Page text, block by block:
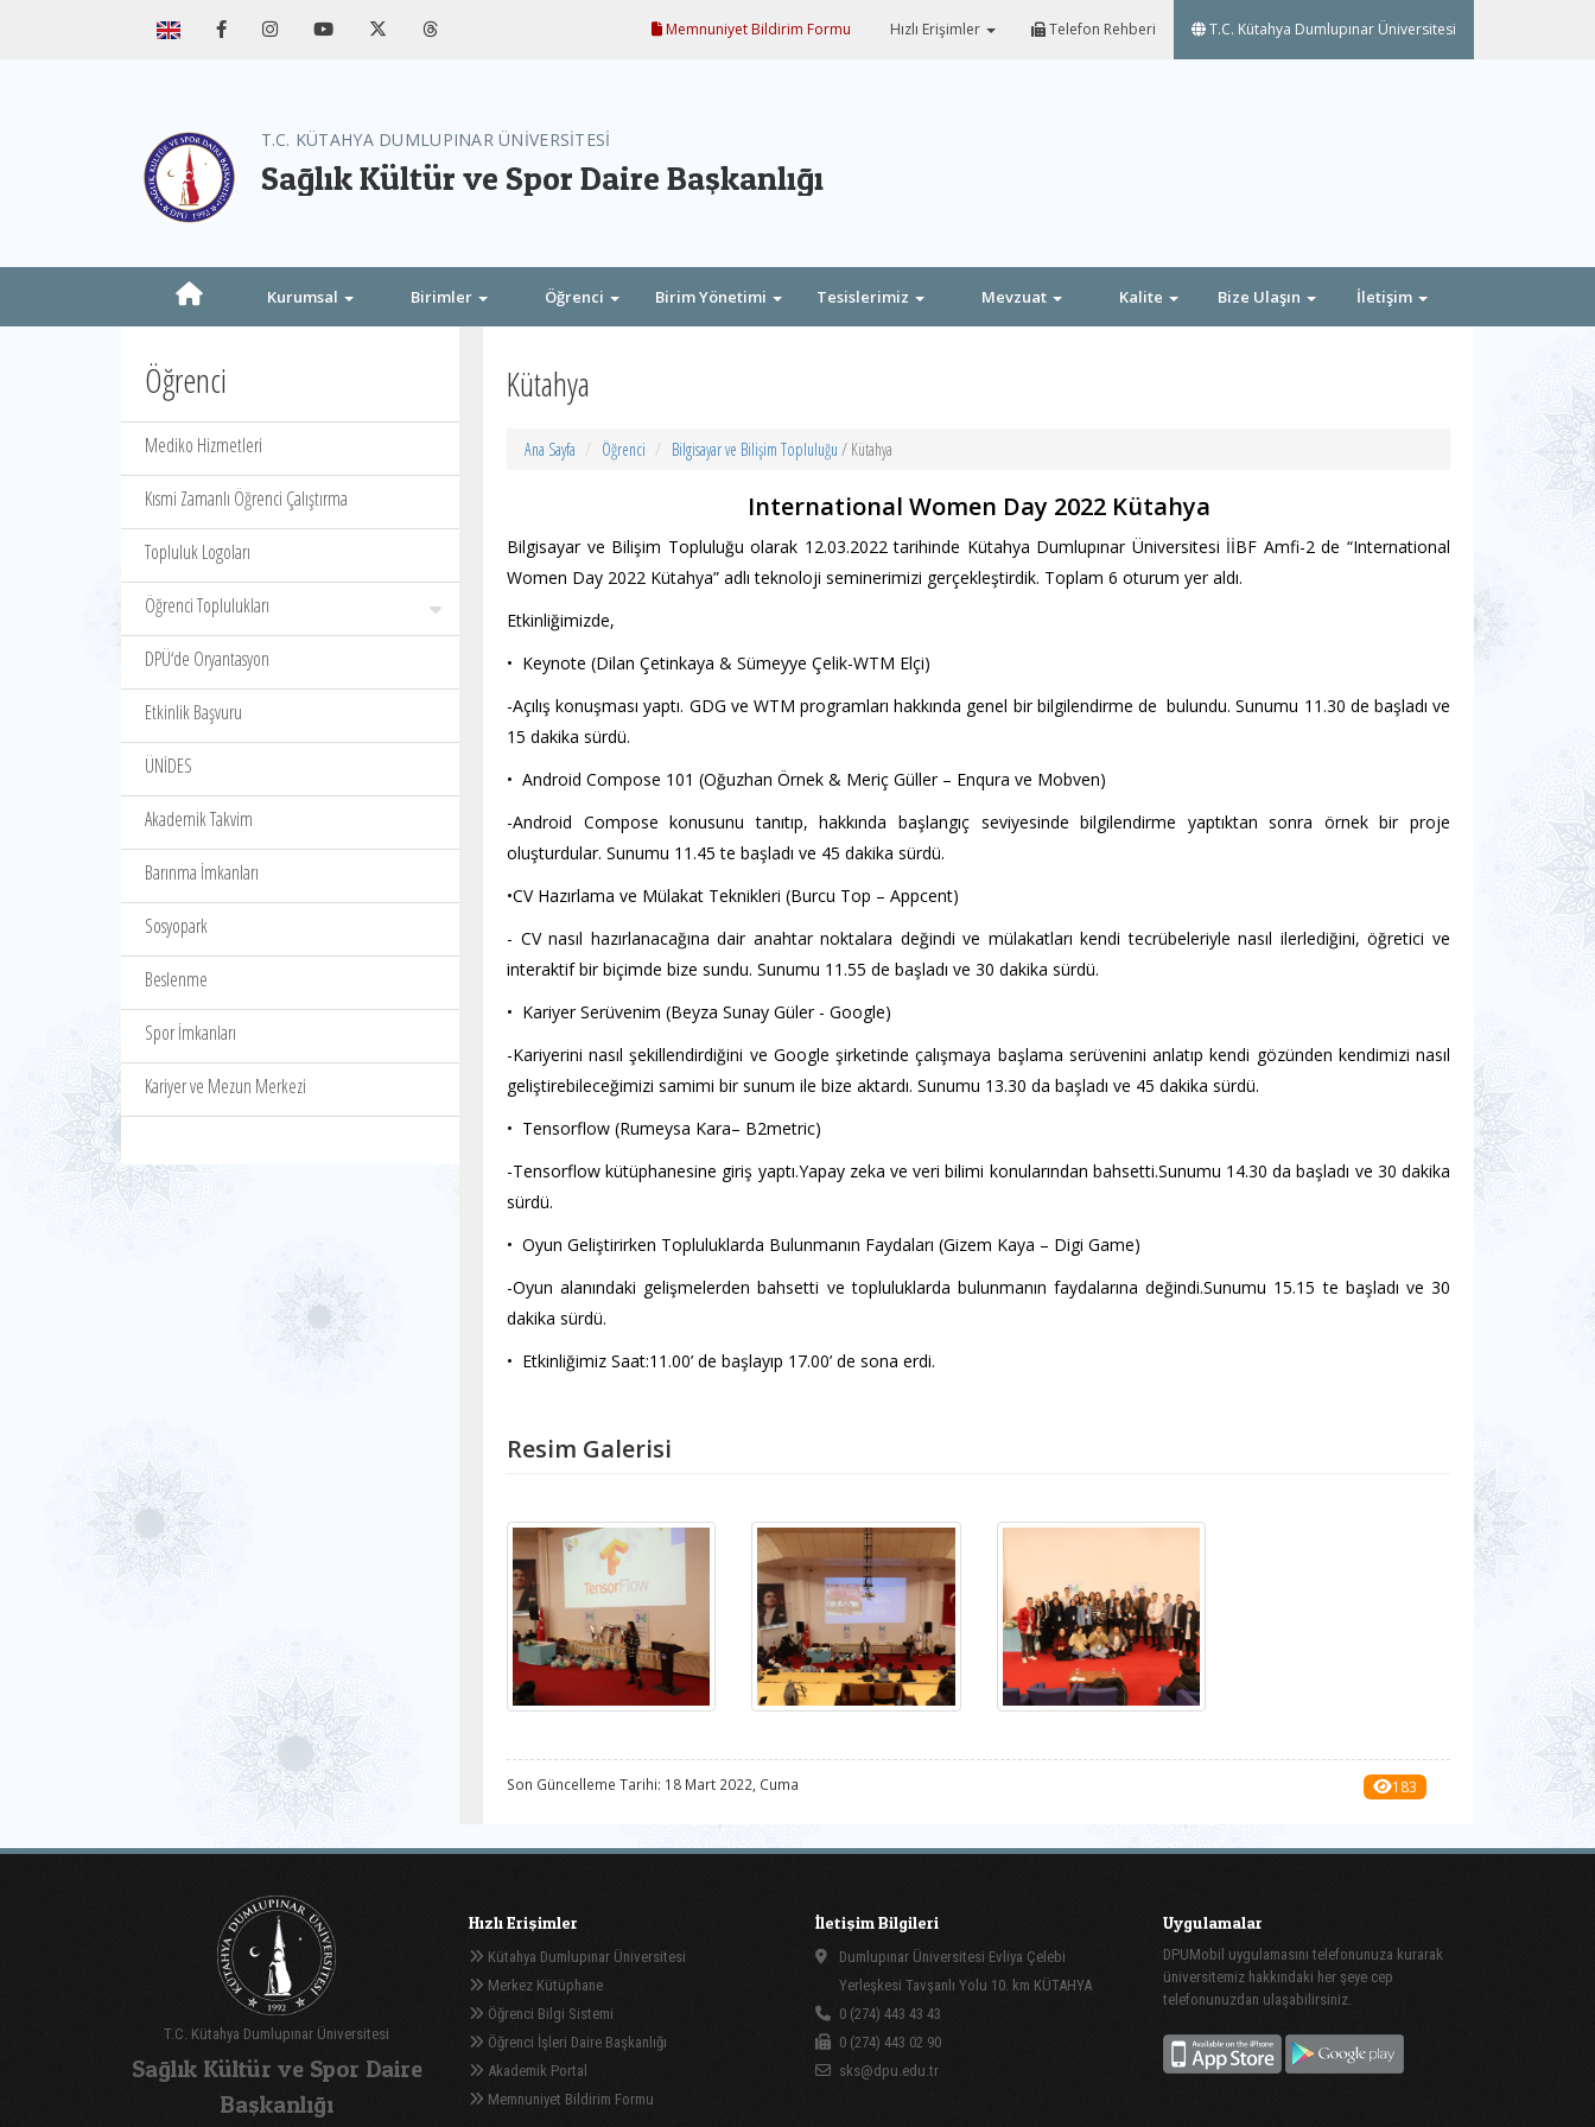
Memnuniyet Bildirim Formu Hızlı Erişimler Telefon Rehberi T.C. Kütahya Dumlupınar Üniversitesi
T.C. KÜTAHYA DUMLUPINAR ÜNİVERSİTESİ
Sağlık Kültür ve Spor Daire Başkanlığı
Kurumsal Birimler Öğrenci Birim Yönetimi Tesislerimiz Mevzuat Kalite Bize Ulaşın İletişim
Öğrenci
Mediko Hizmetleri
Kısmi Zamanlı Öğrenci Çalıştırma
Topluluk Logoları
Öğrenci Toplulukları
DPÜ‘de Oryantasyon
Etkinlik Başvuru
ÜNİDES
Akademik Takvim
Barınma İmkanları
Sosyopark
Beslenme
Spor İmkanları
Kariyer ve Mezun Merkezi
Kütahya
Ana Sayfa Öğrenci Bilgisayar ve Bilişim Topluluğu / Kütahya
International Women Day 2022 Kütahya
Bilgisayar ve Bilişim Topluluğu olarak 12.03.2022 tarihinde Kütahya Dumlupınar Üniversitesi İİBF Amfi-2 de “International
Women Day 2022 Kütahya” adlı teknoloji seminerimizi gerçekleştirdik. Toplam 6 oturum yer aldı.
Etkinliğimizde,
• Keynote (Dilan Çetinkaya & Sümeyye Çelik-WTM Elçi)
-Açılış konuşması yaptı. GDG ve WTM programları hakkında genel bir bilgilendirme de bulundu. Sunumu 11.30 de başladı ve
15 dakika sürdü.
• Android Compose 101 (Oğuzhan Örnek & Meriç Güller – Enqura ve Mobven)
-Android Compose konusunu tanıtıp, hakkında başlangıç seviyesinde bilgilendirme yaptıktan sonra örnek bir proje
oluşturdular. Sunumu 11.45 te başladı ve 45 dakika sürdü.
•CV Hazırlama ve Mülakat Teknikleri (Burcu Top – Appcent)
- CV nasıl hazırlanacağına dair anahtar noktalara değindi ve mülakatları kendi tecrübeleriyle nasıl ilerlediğini, öğretici ve
interaktif bir biçimde bize sundu. Sunumu 11.55 de başladı ve 30 dakika sürdü.
• Kariyer Serüvenim (Beyza Sunay Güler - Google)
-Kariyerini nasıl şekillendirdiğini ve Google şirketinde çalışmaya başlama serüvenini anlatıp kendi gözünden kendimizi nasıl
geliştirebileceğimizi samimi bir sunum ile bize aktardı. Sunumu 13.30 da başladı ve 45 dakika sürdü.
• Tensorflow (Rumeysa Kara– B2metric)
-Tensorflow kütüphanesine giriş yaptı.Yapay zeka ve veri bilimi konularından bahsetti.Sunumu 14.30 da başladı ve 30 dakika
sürdü.
• Oyun Geliştirirken Topluluklarda Bulunmanın Faydaları (Gizem Kaya – Digi Game)
-Oyun alanındaki gelişmelerden bahsetti ve topluluklarda bulunmanın faydalarına değindi.Sunumu 15.15 te başladı ve 30
dakika sürdü.
• Etkinliğimiz Saat:11.00’ de başlayıp 17.00’ de sona erdi.
Resim Galerisi
Son Güncelleme Tarihi: 18 Mart 2022, Cuma 183
T.C. Kütahya Dumlupınar Üniversitesi
Sağlık Kültür ve Spor Daire
Başkanlığı
Hızlı Erişimler
Kütahya Dumlupınar Üniversitesi
Merkez Kütüphane
Öğrenci Bilgi Sistemi
Öğrenci İşleri Daire Başkanlığı
Akademik Portal
Memnuniyet Bildirim Formu
İletişim Bilgileri
Dumlupınar Üniversitesi Evliya Çelebi
Yerleşkesi Tavşanlı Yolu 10. km KÜTAHYA
0 (274) 443 43 43
0 (274) 443 02 90
sks@dpu.edu.tr
Uygulamalar
DPUMobil uygulamasını telefonunuza kurarak
üniversitemiz hakkındaki her şeye cep
telefonunuzdan ulaşabilirsiniz.